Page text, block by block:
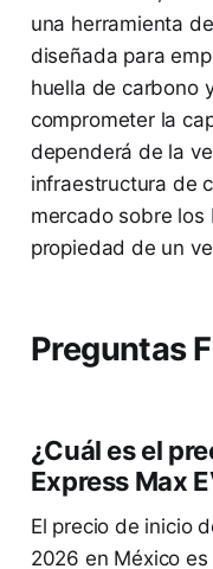
una herramienta
diseñada para
huella de carbono
comprometer la
dependerá de la
infraestructura de
mercado sobre
propiedad de un
Preguntas
¿Cuál es el
Express Max
El precio de inicio
2026 en México